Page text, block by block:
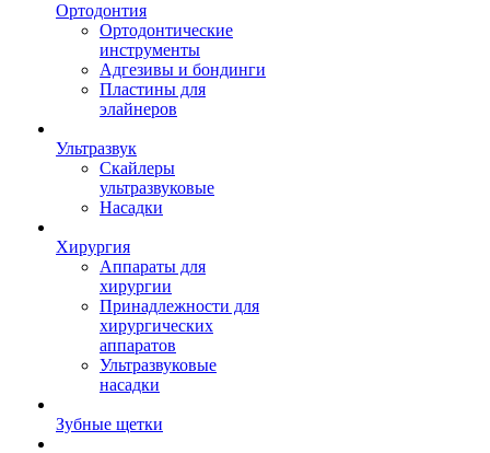
Ортодонтия
Ортодонтические
инструменты
Адгезивы и бондинги
Пластины для
элайнеров
Ультразвук
Скайлеры
ультразвуковые
Насадки
Хирургия
Аппараты для
хирургии
Принадлежности для
хирургических
аппаратов
Ультразвуковые
насадки
Зубные щетки